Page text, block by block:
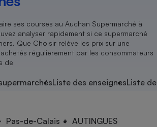
ses courses au Auchan Supermarché à
analyser rapidement si ce supermarché
Que Choisir relève les prix sur une
régulièrement par les consommateurs
de
Liste des enseignesListe
Pas-de-Calais AUTINGUES
Agriculture
Produit alimentaire
Achat - Vente - Location
Carburant
Magasin - Grande surface
Marketing - Fidélisation
Air
Eau
Location
Sport
Vacances - Tourisme
électrique
Senior
Service marchand
locale
présidente
locales
Que Choisir Ensemble